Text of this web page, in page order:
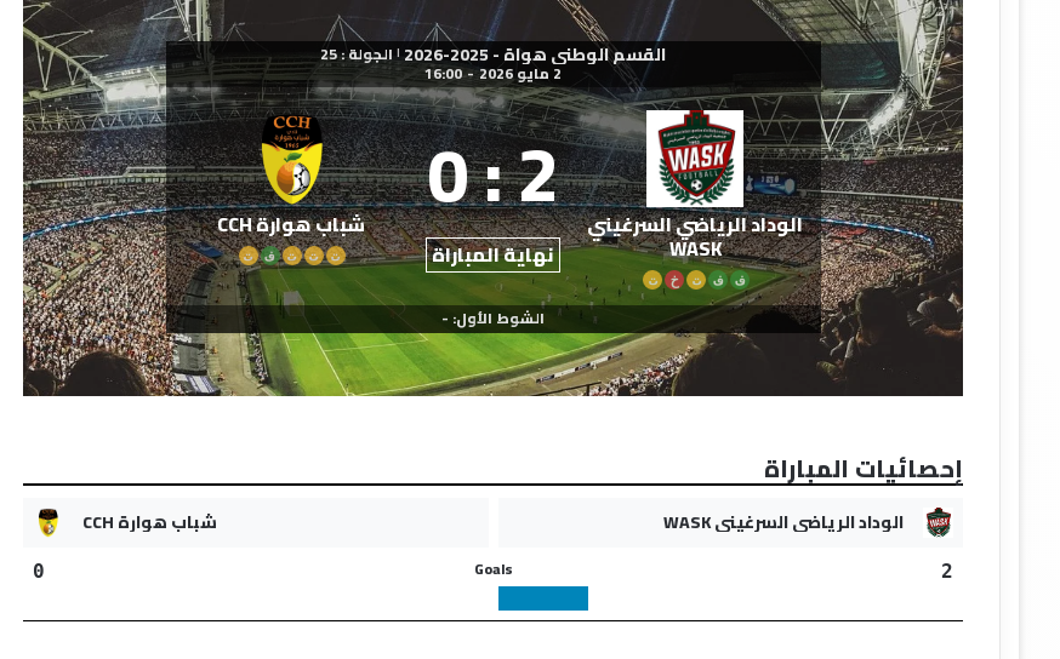
القسم الوطني هواة - 2025-2026 | الجولة : 25
2 مايو 2026 -
16:00
الوداد الرياضي السرغيني
WASK
ف ف ت خ ت
2
:
0
نهاية المباراة
شباب هوارة CCH
ت ت ت ف ت
الشوط الأول: -
إحصائيات المباراة
الوداد الرياضي السرغيني WASK شباب هوارة CCH
2
Goals
0